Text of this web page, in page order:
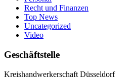
Recht und Finanzen
Top News
Uncategorized
Video
Geschäftstelle
Kreishandwerkerschaft Düsseldorf